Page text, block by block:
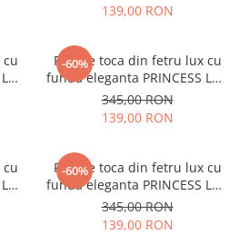
unica, reglabila
139,00 RON
-60%
Palarie toca din fetru lux cu
funda eleganta PRINCESS LUX
(CARAMIZIU) - marime unica,
reglabila
345,00 RON
139,00 RON
-60%
Palarie toca din fetru lux cu
funda eleganta PRINCESS LUX
(ROZ fucsia) - marime unica,
reglabila
345,00 RON
139,00 RON